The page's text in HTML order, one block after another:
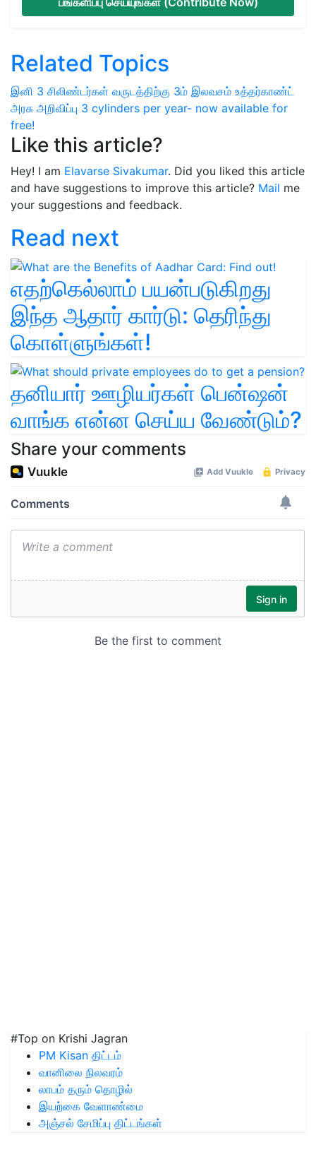
Related Topics
இனி 3 சிலிண்டர்கள் வருடத்திற்கு 3ம் இலவசம் உத்தர்காண்ட்
அரசு அறிவிப்பு 3 cylinders per year- now available for
free!
Like this article?
Hey! I am Elavarse Sivakumar. Did you liked this article
and have suggestions to improve this article? Mail me
your suggestions and feedback.
Read next
எதற்கெல்லாம் பயன்படுகிறது
இந்த ஆதார் கார்டு: தெரிந்து
கொள்ளுங்கள்!
தனியார் ஊழியர்கள் பென்ஷன்
வாங்க என்ன செய்ய வேண்டும்?
Share your comments
#Top on Krishi Jagran
PM Kisan திட்டம்
வானிலை நிலவரம்
லாபம் தரும் தொழில்
இயற்கை வேளாண்மை
அஞ்சல் சேமிப்பு திட்டங்கள்